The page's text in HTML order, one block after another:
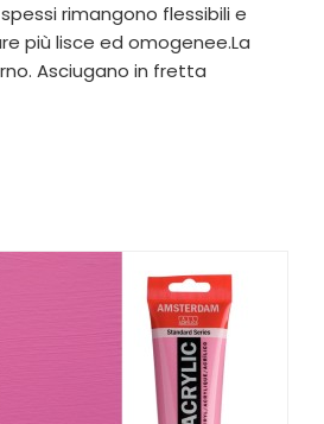
rimangono flessibili e
più lisce ed omogenee.La
Asciugano in fretta